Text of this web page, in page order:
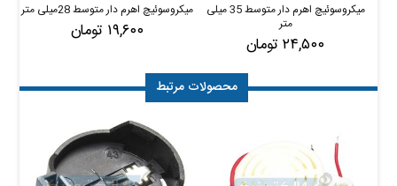
میکروسوئیچ اهرم دار متوسط 35 میلی
متر
۲۴,۵۰۰ تومان
میکروسوئیچ اهرم دار متوسط 28میلی متر
۱۹,۶۰۰ تومان
محصولات مرتبط